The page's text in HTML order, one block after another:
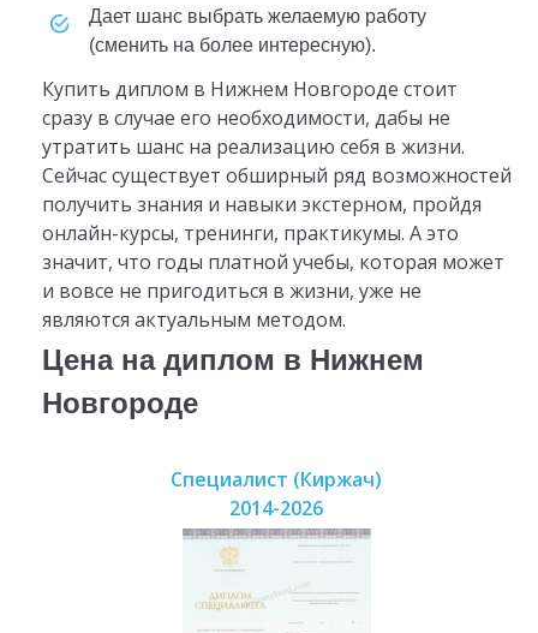
дает шанс выбрать желаемую работу
(сменить на более интересную).
Купить диплом в Нижнем Новгороде стоит
сразу в случае его необходимости, дабы не
утратить шанс на реализацию себя в жизни.
Сейчас существует обширный ряд возможностей
получить знания и навыки экстерном, пройдя
онлайн-курсы, тренинги, практикумы. А это
значит, что годы платной учебы, которая может
и вовсе не пригодиться в жизни, уже не
являются актуальным методом.
Цена на диплом в Нижнем
Новгороде
Специалист (Киржач)
2014-2026